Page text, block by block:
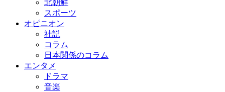
北朝鮮
スポーツ
オピニオン
社説
コラム
日本関係のコラム
エンタメ
ドラマ
音楽